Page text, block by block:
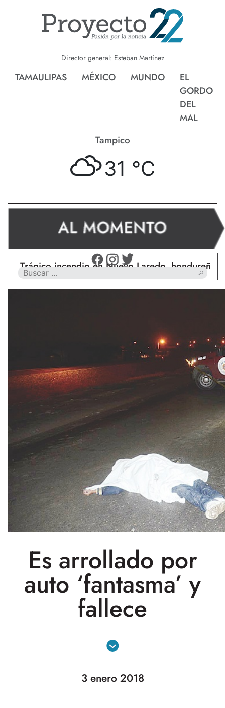
Director general: Esteban Martínez
TAMAULIPAS MÉXICO MUNDO
EL
GORDO
DEL
MAL
Tampico
31 °C
incendio en Nuevo Laredo, hondureño muere
Es arrollado por
auto ‘fantasma’ y
fallece
3 enero 2018